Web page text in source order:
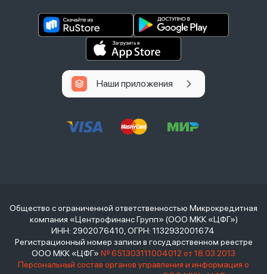
Наши приложения
Общество с ограниченной ответственностью Микрокредитная
компания «Центрофинанс Групп» (ООО МКК «ЦФГ»)
ИНН: 2902076410, ОГРН: 1132932001674
Регистрационный номер записи в государственном реестре
ООО МКК «ЦФГ» № 651303111004012 от 18.03.2013
Персональный состав органов управления и информация о